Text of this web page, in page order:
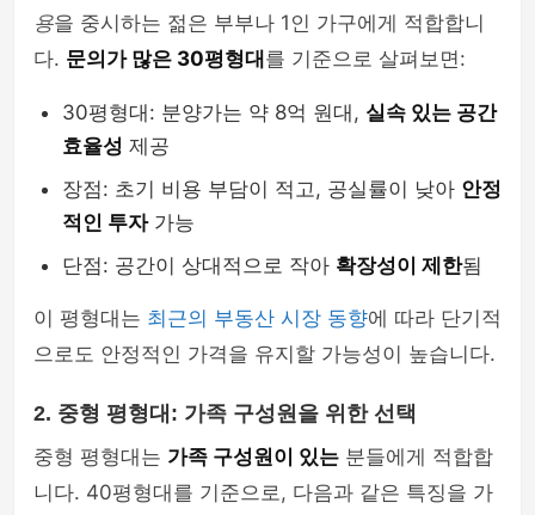
용을 중시하는 젊은 부부나 1인 가구에게 적합합니
다. 문의가 많은 30평형대 를 기준으로 살펴보면:
30평형대: 분양가는 약 8억 원대, 실속 있는 공간
효율성 제공
장점: 초기 비용 부담이 적고, 공실률이 낮아 안정
적인 투자가능
단점: 공간이 상대적으로 작아 확장성이 제한됨
이 평형대는 최근의 부동산 시장 동향에 따라 단기적
으로도 안정적인 가격을 유지할 가능성이 높습니다.
2. 중형 평형대: 가족 구성원을 위한 선택
중형 평형대는 가족 구성원이 있는 분들에게 적합합
니다. 40평형대를 기준으로, 다음과 같은 특징을 가